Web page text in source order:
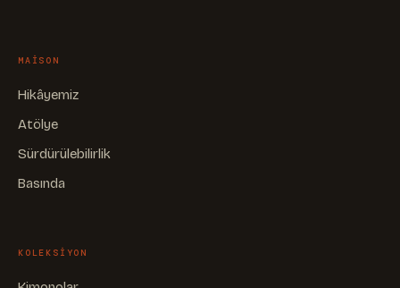
MAISON
Hikâyemiz
Atölye
Sürdürülebilirlik
Basında
KOLEKSIYON